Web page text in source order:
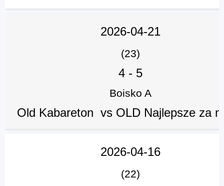
2026-04-21
(23)
4- 5
Boisko A
Old Kabareton vs OLD Najlepsze za
2026-04-16
(22)